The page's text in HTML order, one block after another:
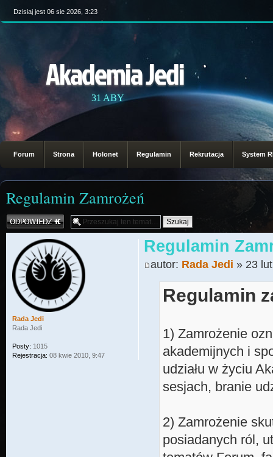
Dzisiaj jest 06 sie 2026, 3:23
Akademia Jedi
31 ABY
Forum Strona Holonet Regulamin Rekrutacja System
Regulamin Zamrożeń
Odpowiedz
Regulamin
autor: Rada Jedi » 23
Regulamin
1) Zamrożenie
akademijnych i
udziału w życiu
sesjach, branie
2) Zamrożenie
posiadanych ról,
Rada Jedi
Rada Jedi
Posty: 1015
Rejestracja: 08 kwie 2010, 9:47